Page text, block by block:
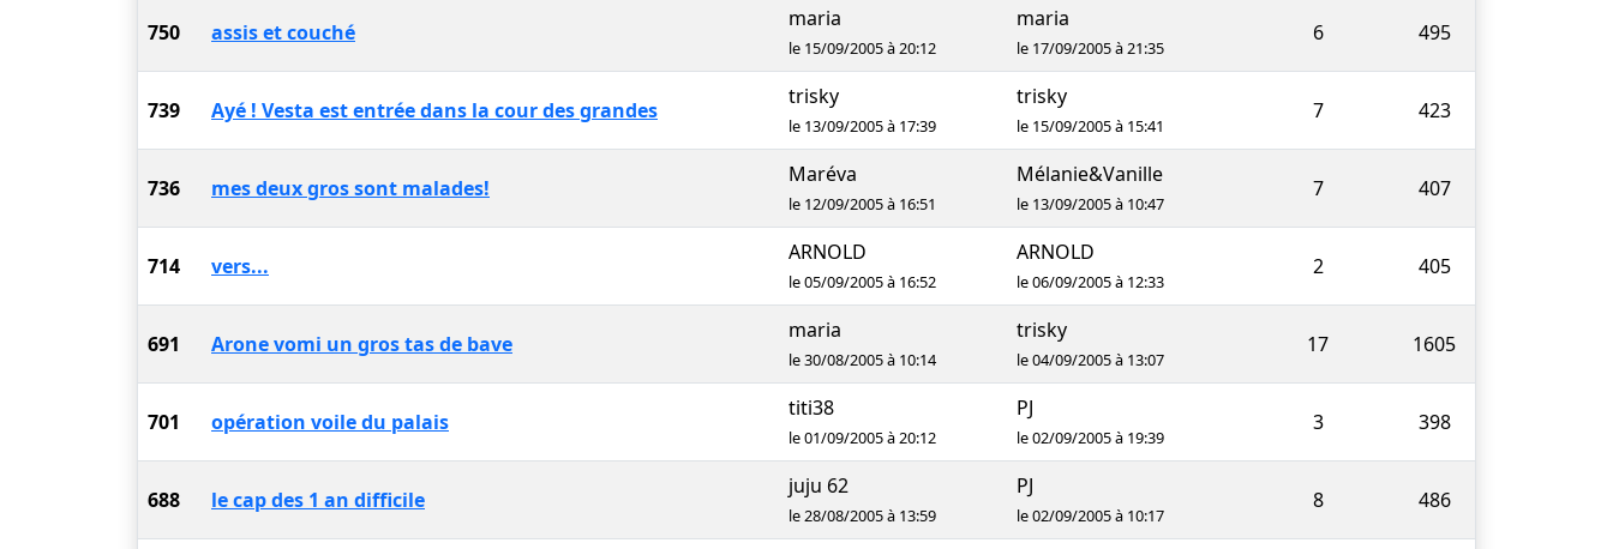
750 assis et couché
maria
le 15/09/2005 à 20:12
maria
le 17/09/2005 à 21:35
6 495
739 Ayé ! Vesta est entrée dans la cour des grandes
trisky
le 13/09/2005 à 17:39
trisky
le 15/09/2005 à 15:41
7 423
736 mes deux gros sont malades!
Maréva
le 12/09/2005 à 16:51
Mélanie&Vanille
le 13/09/2005 à 10:47
7 407
714 vers...
ARNOLD
le 05/09/2005 à 16:52
ARNOLD
le 06/09/2005 à 12:33
2 405
691 Arone vomi un gros tas de bave
maria
le 30/08/2005 à 10:14
trisky
le 04/09/2005 à 13:07
17 1605
701 opération voile du palais
titi38
le 01/09/2005 à 20:12
PJ
le 02/09/2005 à 19:39
3 398
688 le cap des 1 an difficile
juju 62
le 28/08/2005 à 13:59
PJ
le 02/09/2005 à 10:17
8 486